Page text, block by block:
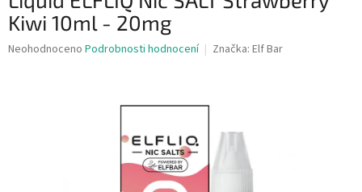
Kiwi 10ml - 20mg
Průměrné
Neohodnoceno Podrobnosti hodnocení Značka: Elf Bar